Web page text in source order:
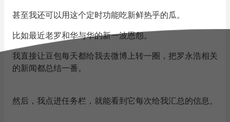
甚至我还可以用这个定时功能吃新鲜热乎的瓜。
比如最近老罗和华与华的新一波恩怨。
我直接让豆包每天都给我去微博上转一圈，把罗永浩相关
的新闻都总结一番。
然后，我点进任务栏，就能看到它每次给我汇总的信息。